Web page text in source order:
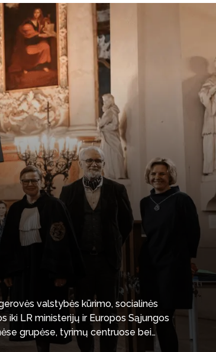
valstybės kūrimo, socialinės
iki LR ministerijų ir Europos Sąjungos
grupėse, tyrimų centruose bei
geriausiuose Lietuvos ir užsienio